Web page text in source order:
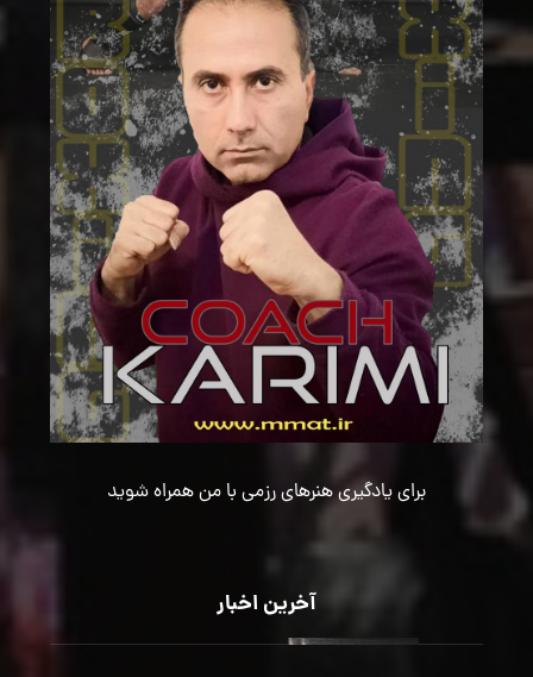
برای یادگیری هنرهای رزمی با من همراه شوید
آخرین اخبار